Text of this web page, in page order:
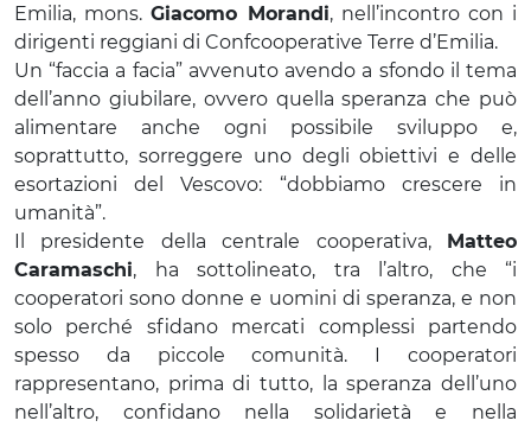
Emilia, mons.Giacomo Morandi, nell’incontro con i
dirigenti reggiani di Confcooperative Terre d’Emilia.
Un “faccia a facia” avvenuto avendo a sfondo il tema
dell’anno giubilare, ovvero quella speranza che può
alimentare anche ogni possibile sviluppo e,
soprattutto, sorreggere uno degli obiettivi e delle
esortazioni del Vescovo: “dobbiamo crescere in
umanità”.
Il presidente della centrale cooperativa, Matteo
Caramaschi, ha sottolineato, tra l’altro, che “i
cooperatori sono donne e uomini di speranza, e non
solo perché sfidano mercati complessi partendo
spesso da piccole comunità. I cooperatori
rappresentano, prima di tutto, la speranza dell’uno
nell’altro, confidano nella solidarietà e nella